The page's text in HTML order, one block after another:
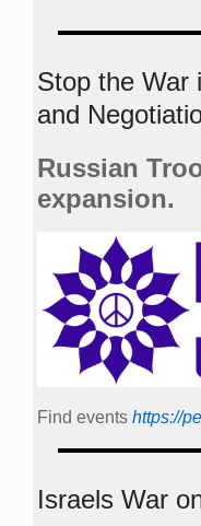
Stop the War
and
Russian
expansion.
Find events https://
Israels War